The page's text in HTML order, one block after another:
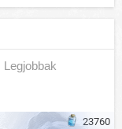
Legjobbak
23760